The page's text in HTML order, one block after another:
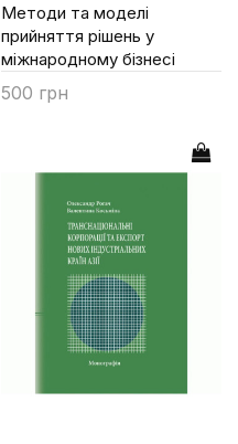
Методи та моделі
прийняття рішень у
міжнародному бізнесі
500 грн